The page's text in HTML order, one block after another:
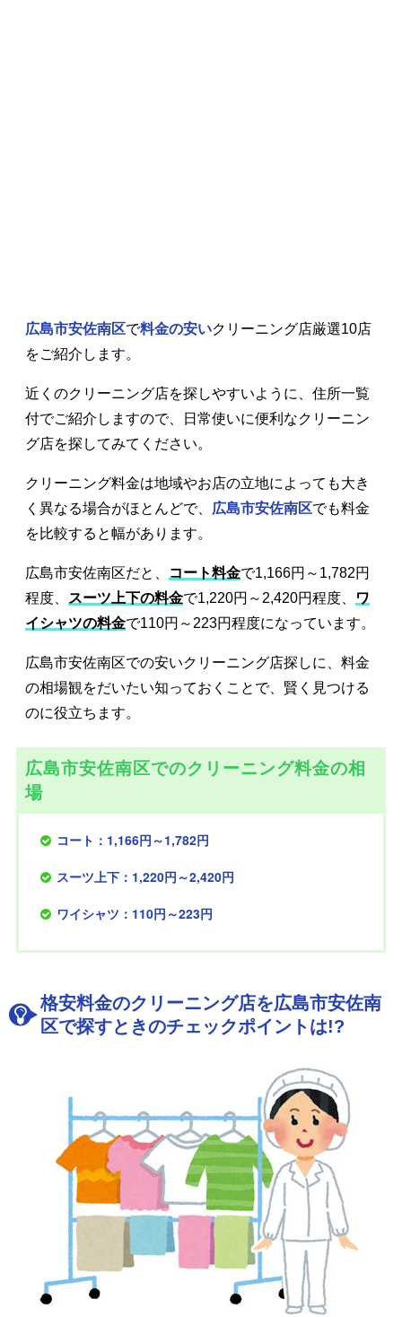
広島市安佐南区で料金の安いクリーニング店厳選10店
をご紹介します。
近くのクリーニング店を探しやすいように、住所一覧
付でご紹介しますので、日常使いに便利なクリーニン
グ店を探してみてください。
クリーニング料金は地域やお店の立地によっても大き
く異なる場合がほとんどで、 広島市安佐南区でも料金
を比較すると幅があります。
広島市安佐南区だと、 コート料金で1,166円～1,782円
程度、
スーツ上下の料金で1,220円～2,420円程度、
ワ
イシャツの料金で110円～223円程度になっています。
広島市安佐南区での安いクリーニング店探しに、料金
の相場観をだいたい知っておくことで、賢く見つける
のに役立ちます。
広島市安佐南区でのクリーニング料金の相
場
コート：1,166円～1,782円
スーツ上下：1,220円～2,420円
ワイシャツ：110円～223円
格安料金のクリーニング店を広島市安佐南
区で探すときのチェックポイントは!?